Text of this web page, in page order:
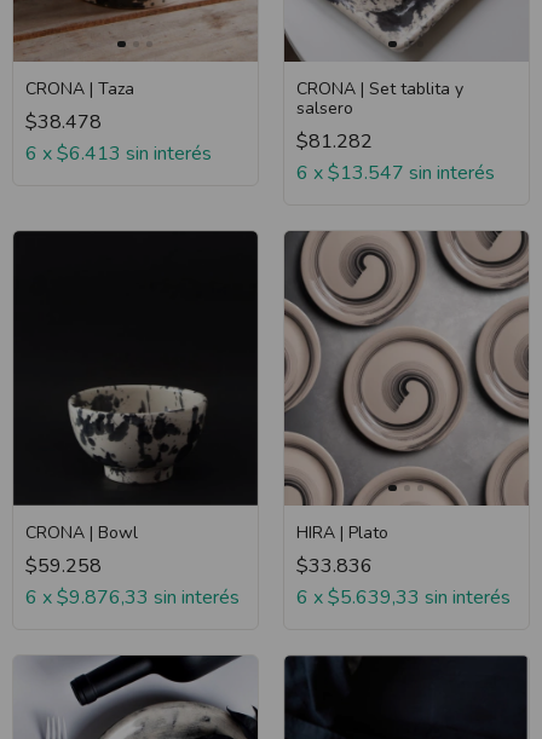
CRONA | Taza
$38.478
6 x$6.413 sin interés
CRONA | Set tablita y
salsero
$81.282
6 x$13.547 sin interés
CRONA | Bowl
$59.258
6 x$9.876,33 sin interés
HIRA | Plato
$33.836
6 x$5.639,33 sin interés